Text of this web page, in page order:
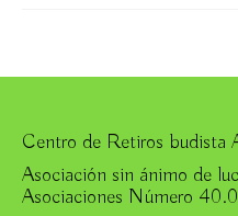
Centro de Retiros budista
Asociación sin ánimo de
Asociaciones Número